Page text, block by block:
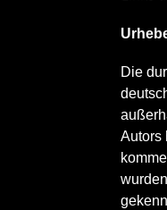
Die
Autors